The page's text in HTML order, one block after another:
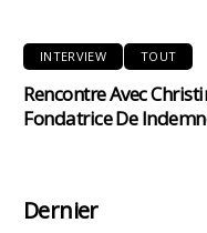
INTERVIEW TOUT
Rencontre Avec
Fondatrice De
Dernier